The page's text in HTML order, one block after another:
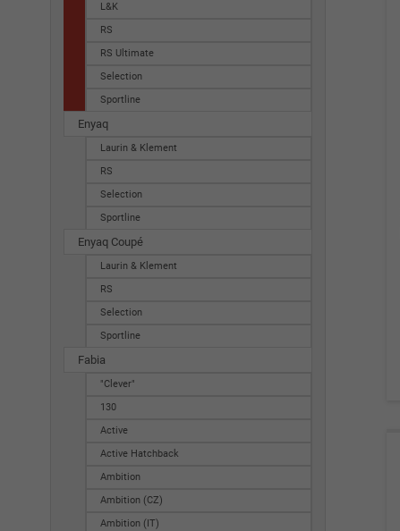
L&K
RS
RS Ultimate
Selection
Sportline
Enyaq
Laurin & Klement
RS
Selection
Sportline
Enyaq Coupé
Laurin & Klement
RS
Selection
Sportline
Fabia
"Clever"
130
Active
Active Hatchback
Ambition
Ambition (CZ)
Ambition (IT)